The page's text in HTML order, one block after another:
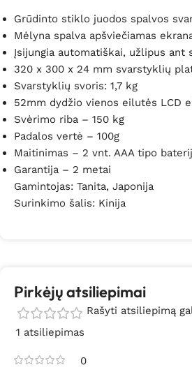
Grūdinto stiklo juodos spalvos
Mėlyna spalva apšviečiamas
Įsijungia automatiškai, užlipus ant
320 x 300 x 24 mm svarstyklių
Svarstyklių svoris: 1,7 kg
52mm dydžio vienos eilutės LCD
Svėrimo riba – 150 kg
Padalos vertė – 100g
Maitinimas – 2 vnt. AAA tipo
Garantija – 2 metai
Gamintojas: Tanita, Japonija
Surinkimo šalis: Kinija
Pirkėjų atsiliepimai
1 atsiliepimas
0
Rašyti atsiliepimą